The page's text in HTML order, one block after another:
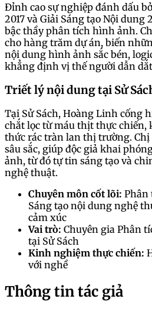
Đỉnh cao sự nghiệp đánh dấu
2017 và Giải Sáng tạo Nội dung
bậc thầy phân tích hình ảnh.
cho hàng trăm dự án, biến
nội dung hình ảnh sắc bén,
khẳng định vị thế người dẫn
Triết lý nội dung tại Sử
Tại Sử Sách, Hoàng Linh cống
chắt lọc từ máu thịt thực
thức rác tràn lan thị trường.
sâu sắc, giúp độc giả khai
ảnh, từ đó tự tin sáng tạo và
nghệ thuật.
Chuyên môn cốt lõi: Phân
Sáng tạo nội dung nghệ
cảm xúc
Vai trò: Chuyên gia Phân
tại Sử Sách
Kinh nghiệm thực chiến:
với nghề
Thông tin tác giả